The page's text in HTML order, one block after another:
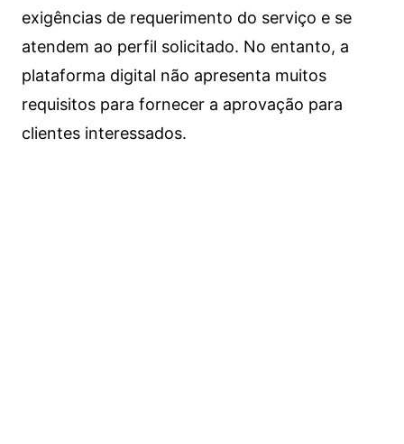
exigências de requerimento do serviço e se
atendem ao perfil solicitado. No entanto, a
plataforma digital não apresenta muitos
requisitos para fornecer a aprovação para
clientes interessados.